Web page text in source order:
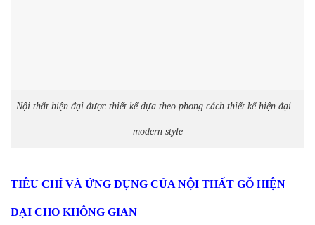
Nội thất hiện đại được thiết kế dựa theo phong cách thiết kế hiện đại –
modern style
TIÊU CHÍ VÀ ỨNG DỤNG CỦA NỘI THẤT GỖ HIỆN
ĐẠI CHO KHÔNG GIAN